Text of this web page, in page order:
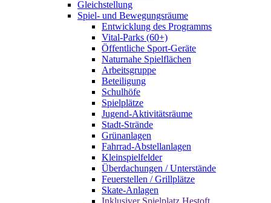
Gleichstellung
Spiel- und Bewegungsräume
Entwicklung des Programms
Vital-Parks (60+)
Öffentliche Sport-Geräte
Naturnahe Spielflächen
Arbeitsgruppe
Beteiligung
Schulhöfe
Spielplätze
Jugend-Aktivitätsräume
Stadt-Strände
Grünanlagen
Fahrrad-Abstellanlagen
Kleinspielfelder
Überdachungen / Unterstände
Feuerstellen / Grillplätze
Skate-Anlagen
Inklusiver Spielplatz Hestoft